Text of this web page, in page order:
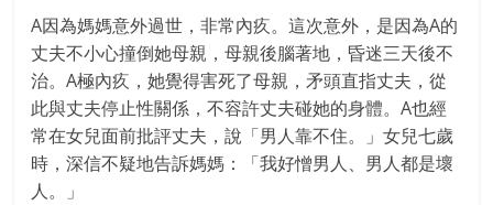
A因為媽媽意外過世，非常內疚。這次意外，是因為A的
丈夫不小心撞倒她母親，母親後腦著地，昏迷三天後不
治。A極內疚，她覺得害死了母親，矛頭直指丈夫，從
此與丈夫停止性關係，不容許丈夫碰她的身體。A也經
常在女兒面前批評丈夫，說「男人靠不住。」女兒七歲
時，深信不疑地告訴媽媽：「我好憎男人、男人都是壞
人。」